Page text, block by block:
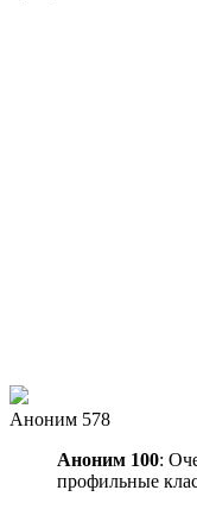
Аноним 578
Аноним 100:
профильные